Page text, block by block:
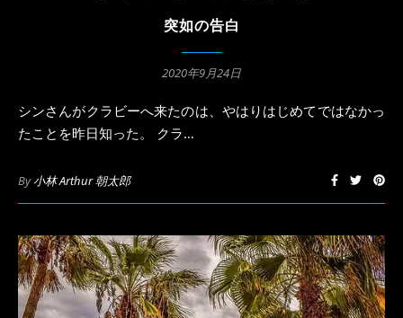
突如の告白
2020年9月24日
シンさんがクラビーへ来たのは、やはりはじめてではなかっ
たことを昨日知った。 クラ…
By小林 Arthur 朝太郎